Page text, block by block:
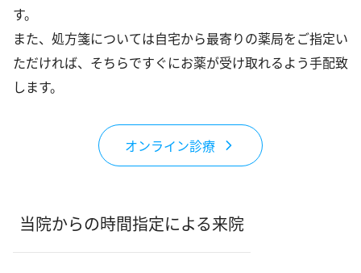
す。
また、処方箋については自宅から最寄りの薬局をご指定い
ただければ、そちらですぐにお薬が受け取れるよう手配致
します。
オンライン診療
当院からの時間指定による来院